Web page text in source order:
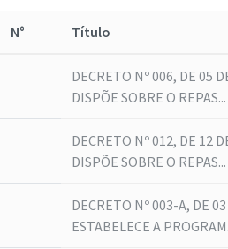
N° Título
DECRETO Nº 006, DE 05
DISPÕE SOBRE O REPAS...
DECRETO Nº 012, DE 12
DISPÕE SOBRE O REPAS...
DECRETO Nº 003-A, DE
ESTABELECE A